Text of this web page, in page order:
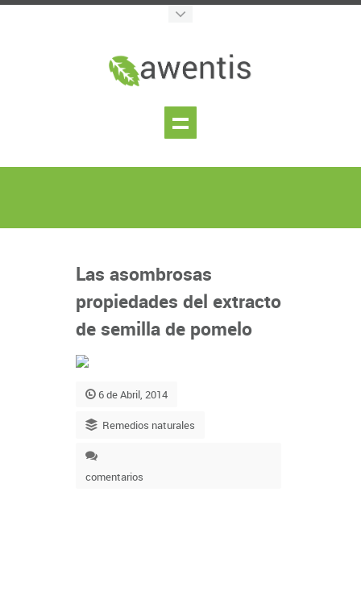
Las asombrosas
propiedades del extracto
de semilla de pomelo
6 de Abril, 2014
Remedios naturales
comentarios